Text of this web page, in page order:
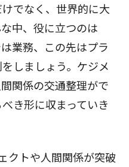
でなく、世界的に大
中、役に立つのは
業務、この先はプラ
しましょう。ケジメ
関係の交通整理がで
き形に収まっていき
クトや人間関係が突破